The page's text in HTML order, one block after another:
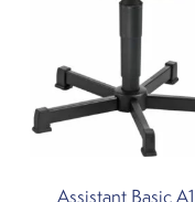
Assistant Basic